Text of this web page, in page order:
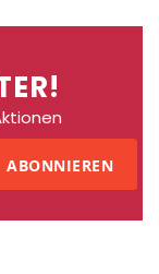
ABONNIEREN